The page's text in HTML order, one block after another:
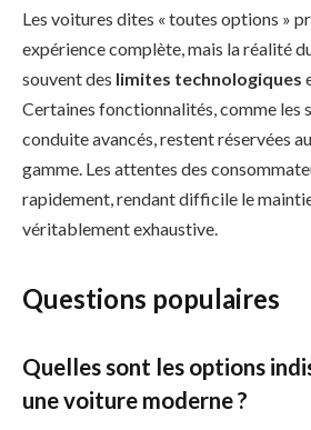
Les voitures dites « toutes options »
expérience complète, mais la réalité
souvent des limites technologiques
Certaines fonctionnalités, comme les
conduite avancés, restent réservées
gamme. Les attentes des
rapidement, rendant difficile le
véritablement exhaustive.
Questions populaires
Quelles sont les options
une voiture moderne ?